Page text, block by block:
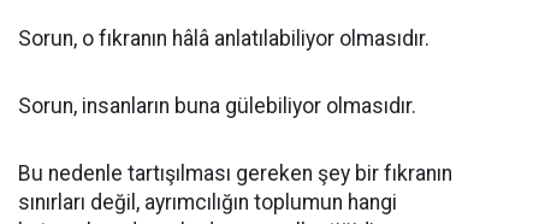
Sorun, o fıkranın hâlâ anlatılabiliyor olmasıdır.
Sorun, insanların buna gülebiliyor olmasıdır.
Bu nedenle tartışılması gereken şey bir fıkranın
sınırları değil, ayrımcılığın toplumun hangi